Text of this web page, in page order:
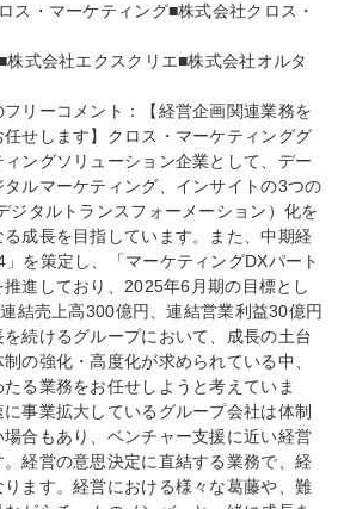
ス・マーケティング■株式会社クロス・
式会社エクスクリエ■株式会社オルタ
リーコメント：【経営企画関連業務を
せします】クロス・マーケティンググ
ングソリューション企業として、デー
ルマーケティング、インサイトの3つの
ジタルトランスフォーメーション）化を
成長を目指しています。また、中期経
を策定し、「マーケティングDXパート
進しており、2025年6月期の目標とし
結売上高300億円、連結営業利益30億円
続けるグループにおいて、成長の土台
の強化・高度化が求められている中、
る業務をお任せしようと考えていま
事業拡大しているグループ会社は体制
合もあり、ベンチャー支援に近い経営
経営の意思決定に直結する業務で、経
ます。経営における様々な葛藤や、難